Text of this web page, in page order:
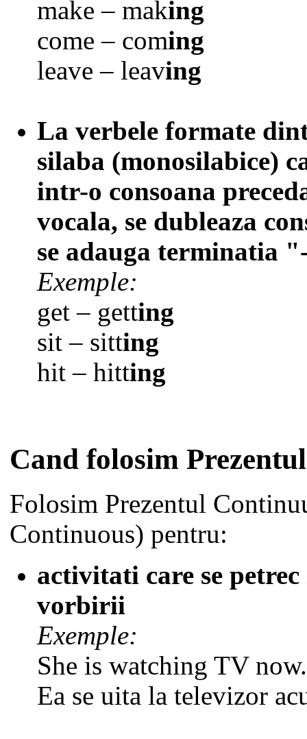
make – making
come – coming
leave – leaving
La verbele formate
silaba (monosilabice)
intr-o consoana
vocala, se dubleaza
se adauga terminatia
Exemple:
get – getting
sit – sitting
hit – hitting
Cand folosim
Folosim Prezentul
Continuous) pentru:
activitati care se
vorbirii
Exemple:
She is watching TV now.
Ea se uita la televizor